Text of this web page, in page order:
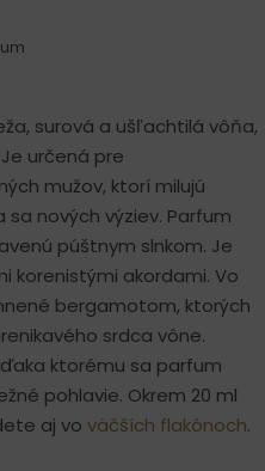
surová a ušľachtilá vôňa,
určená pre
mužov, ktorí milujú
nových výziev. Parfum
púštnym slnkom. Je
korenistými akordami. Vo
bergamotom, ktorých
srdca vône.
ktorému sa parfum
pohlavie. Okrem 20 ml
aj vo väčších flakónoch.